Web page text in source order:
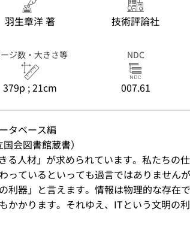
羽生章洋 著 技術評論社
ジ数・大きさ等
379p ; 21cm
NDC
007.61
タベース編
国会図書館蔵書）
る人材」が求められています。私たちの
わっているといっても過言ではありません
利器」と言えます。情報は物理的な存在
かかります。それゆえ、ITという文明の